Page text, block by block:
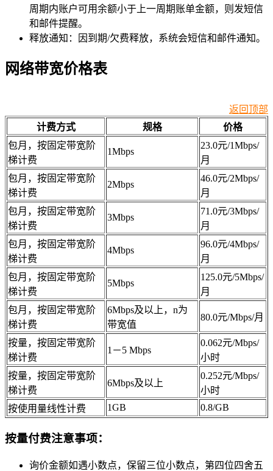
周期内账户可用余额小于上一周期账单金额，则发短信
和邮件提醒。
释放通知：因到期/欠费释放，系统会短信和邮件通知。
网络带宽价格表
返回顶部
计费方式
规格
价格
包月，按固定带宽阶
梯计费
1Mbps
23.0元/1Mbps/
月
包月，按固定带宽阶
梯计费
2Mbps
46.0元/2Mbps/
月
包月，按固定带宽阶
梯计费
3Mbps
71.0元/3Mbps/
月
包月，按固定带宽阶
梯计费
4Mbps
96.0元/4Mbps/
月
包月，按固定带宽阶
梯计费
5Mbps
125.0元/5Mbps/
月
包月，按固定带宽阶
梯计费
6Mbps及以上，n为
带宽值
80.0元/Mbps/月
按量，按固定带宽阶
梯计费
1－5 Mbps
0.062元/Mbps/
小时
按量，按固定带宽阶
梯计费
6Mbps及以上
0.252元/Mbps/
小时
按使用量线性计费
1GB 0.8/GB
按量付费注意事项：
询价金额如遇小数点，保留三位小数点，第四位四舍五